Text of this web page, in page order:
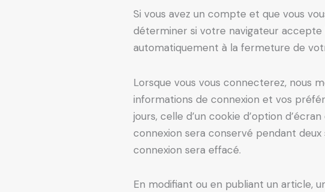
Si vous avez un compte et que vous
déterminer si votre navigateur
automatiquement à la fermeture de
Lorsque vous vous connecterez, nous
informations de connexion et vos
jours, celle d’un cookie d’option
connexion sera conservé pendant
connexion sera effacé.
En modifiant ou en publiant un article,